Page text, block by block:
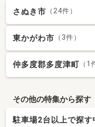
さぬき市 （24件）
東かがわ市 （3件）
仲多度郡多度津町 （1
その他の特集から探す
駐車場2台以上で探す